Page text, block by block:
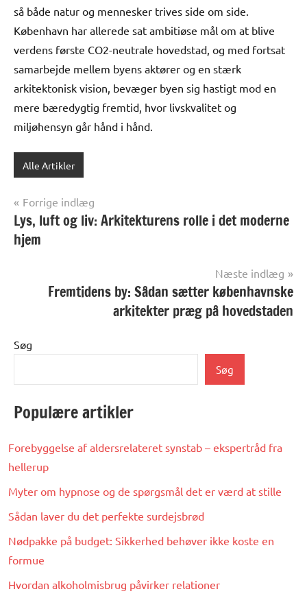
så både natur og mennesker trives side om side.
København har allerede sat ambitiøse mål om at blive
verdens første CO2-neutrale hovedstad, og med fortsat
samarbejde mellem byens aktører og en stærk
arkitektonisk vision, bevæger byen sig hastigt mod en
mere bæredygtig fremtid, hvor livskvalitet og
miljøhensyn går hånd i hånd.
Alle Artikler
Indlægsnavigation
Forrige indlæg
Lys, luft og liv: Arkitekturens rolle i det moderne
hjem
Næste indlæg
Fremtidens by: Sådan sætter københavnske
arkitekter præg på hovedstaden
Søg
Søg
Populære artikler
Forebyggelse af aldersrelateret synstab – ekspertråd fra
hellerup
Myter om hypnose og de spørgsmål det er værd at stille
Sådan laver du det perfekte surdejsbrød
Nødpakke på budget: Sikkerhed behøver ikke koste en
formue
Hvordan alkoholmisbrug påvirker relationer